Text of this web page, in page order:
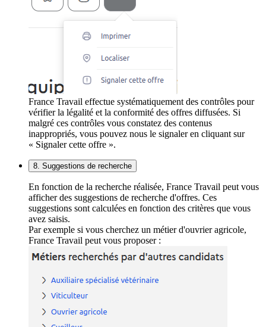
France Travail effectue systématiquement des contrôles pour
vérifier la légalité et la conformité des offres diffusées. Si
malgré ces contrôles vous constatez des contenus
inappropriés, vous pouvez nous le signaler en cliquant sur
« Signaler cette offre ».
8. Suggestions de recherche
En fonction de la recherche réalisée, France Travail peut vous
afficher des suggestions de recherche d'offres. Ces
suggestions sont calculées en fonction des critères que vous
avez saisis.
Par exemple si vous cherchez un métier d'ouvrier agricole,
France Travail peut vous proposer :